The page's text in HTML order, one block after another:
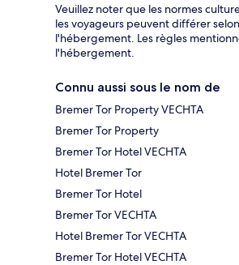
Veuillez noter que les normes
les voyageurs peuvent différer
l'hébergement. Les règles
l'hébergement.
Connu aussi sous le nom de
Bremer Tor Property VECHTA
Bremer Tor Property
Bremer Tor Hotel VECHTA
Hotel Bremer Tor
Bremer Tor Hotel
Bremer Tor VECHTA
Hotel Bremer Tor VECHTA
Bremer Tor Hotel VECHTA